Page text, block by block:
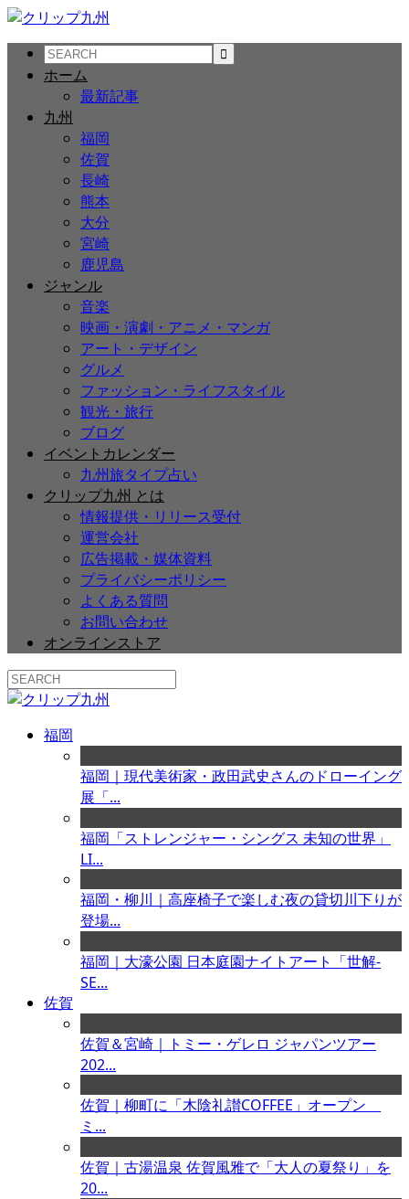
ホーム
最新記事
九州
福岡
佐賀
長崎
熊本
大分
宮崎
鹿児島
ジャンル
音楽
映画・演劇・アニメ・マンガ
アート・デザイン
グルメ
ファッション・ライフスタイル
観光・旅行
ブログ
イベントカレンダー
九州旅タイプ占い
クリップ九州 とは
情報提供・リリース受付
運営会社
広告掲載・媒体資料
プライバシーポリシー
よくある質問
お問い合わせ
オンラインストア
福岡
福岡｜現代美術家・政田武史さんのドローイング
展「...
福岡「ストレンジャー・シングス 未知の世界」
LI...
福岡・柳川｜高座椅子で楽しむ夜の貸切川下りが
登場...
福岡｜大濠公園 日本庭園ナイトアート「世解-
SE...
佐賀
佐賀＆宮崎｜トミー・ゲレロ ジャパンツアー
202...
佐賀｜柳町に「木陰礼讃COFFEE」オープン
ミ...
佐賀｜古湯温泉 佐賀風雅で「大人の夏祭り」を
20...